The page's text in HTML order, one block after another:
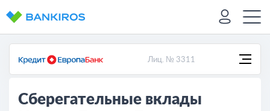
Лиц. № 3311
Сберегательные вклады